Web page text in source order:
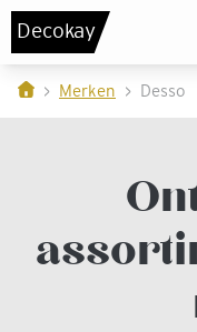
Decokay
Merken Desso